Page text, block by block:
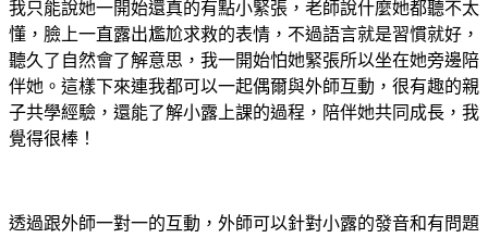
我只能說她一開始還真的有點小緊張，老師說什麼她都聽不太
懂，臉上一直露出尷尬求救的表情，不過語言就是習慣就好，
聽久了自然會了解意思，我一開始怕她緊張所以坐在她旁邊陪
伴她。這樣下來連我都可以一起偶爾與外師互動，很有趣的親
子共學經驗，還能了解小露上課的過程，陪伴她共同成長，我
覺得很棒！
透過跟外師一對一的互動，外師可以針對小露的發音和有問題